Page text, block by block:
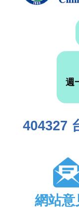
週
404327
網站意